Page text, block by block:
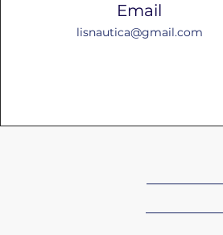
Email
lisnautica@gmail.com